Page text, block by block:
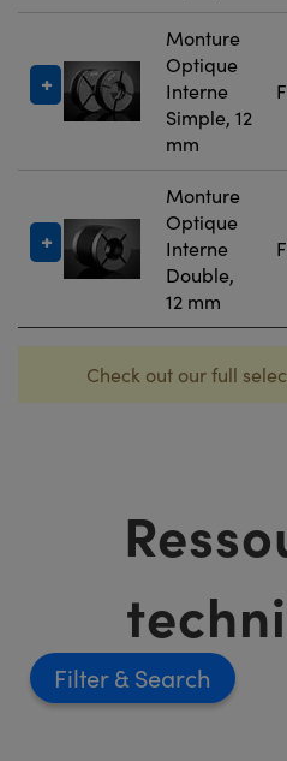
Monture
Optique
Interne
Simple, 12
mm
Monture
Optique
Interne
Double,
12 mm
Check out our full
Filter